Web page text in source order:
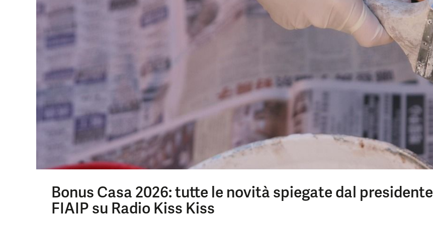
Bonus Casa 2026: tutte le novità spiegate dal presidente
FIAIP su Radio Kiss Kiss